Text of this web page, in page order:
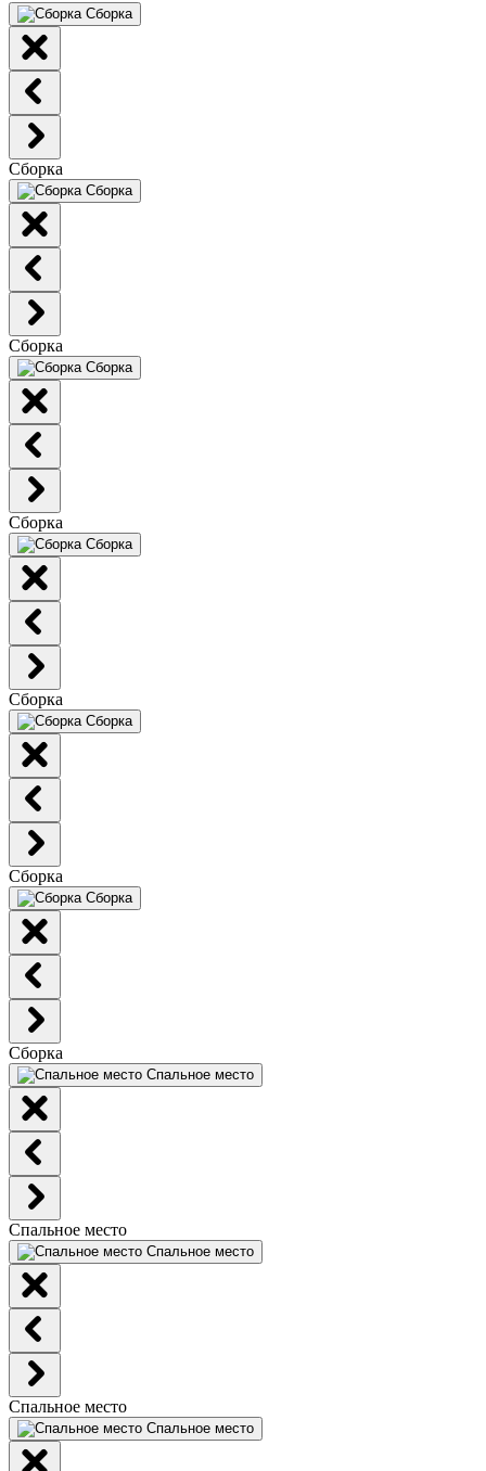
Сборка
Сборка
Сборка
Сборка
Сборка
Сборка
Сборка
Сборка
Сборка
Сборка
Сборка
Сборка
Спальное место
Спальное место
Спальное место
Спальное место
Спальное место